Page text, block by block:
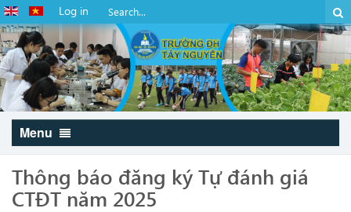
Log in
Menu
Thông báo đăng ký Tự đánh giá
CTĐT năm 2025